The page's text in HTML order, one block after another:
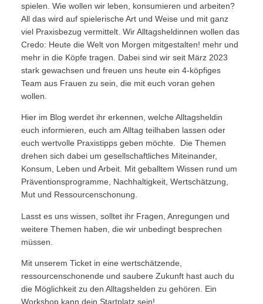
spielen. Wie wollen wir leben, konsumieren und arbeiten?
All das wird auf spielerische Art und Weise und mit ganz
viel Praxisbezug vermittelt. Wir Alltagsheldinnen wollen das
Credo: Heute die Welt von Morgen mitgestalten! mehr und
mehr in die Köpfe tragen. Dabei sind wir seit März 2023
stark gewachsen und freuen uns heute ein 4-köpfiges
Team aus Frauen zu sein, die mit euch voran gehen
wollen.
Hier im Blog werdet ihr erkennen, welche Alltagsheldin
euch informieren, euch am Alltag teilhaben lassen oder
euch wertvolle Praxistipps geben möchte. Die Themen
drehen sich dabei um gesellschaftliches Miteinander,
Konsum, Leben und Arbeit. Mit geballtem Wissen rund um
Präventionsprogramme, Nachhaltigkeit, Wertschätzung,
Mut und Ressourcenschonung.
Lasst es uns wissen, solltet ihr Fragen, Anregungen und
weitere Themen haben, die wir unbedingt besprechen
müssen.
Mit unserem Ticket in eine wertschätzende,
ressourcenschonende und saubere Zukunft hast auch du
die Möglichkeit zu den Alltagshelden zu gehören. Ein
Workshop kann dein Startplatz sein!